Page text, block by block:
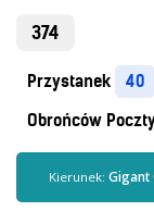
374
Przystanek 40
Obrońców
Kierunek: Gigant